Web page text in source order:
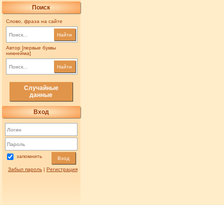
Поиск
Слово, фраза на сайте
Найти
Автор [первые буквы
никнейма]
Найти
Случайные
данные
Вход
запомнить Вход
Забыл пароль| Регистрация